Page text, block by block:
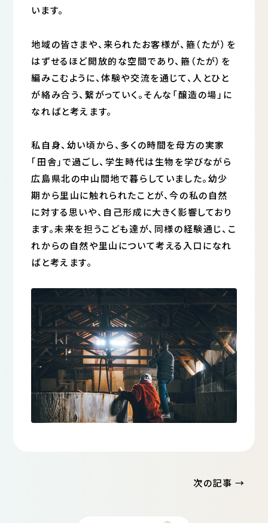
います。
地域の皆さまや、来られたお客様が、箍（たが）を
はずせるほど開放的な空間であり、箍（たが）を
編みこむように、体験や交流を通じて、人とひと
が絡み合う、繋がっていく。そんな「醸造の場」に
なればと考えます。
私自身、幼い頃から、多くの時間を母方の実家
｢田舎｣で過ごし、学生時代は生物を学びながら
広島県北の中山間地で暮らしていました。幼少
期から里山に触れられたことが、今の私の自然
に対する思いや、自己形成に大きく影響しており
ます。未来を担うこども達が、同様の経験通じ、こ
れからの自然や里山について考える入口になれ
ばと考えます。
次の記事 →